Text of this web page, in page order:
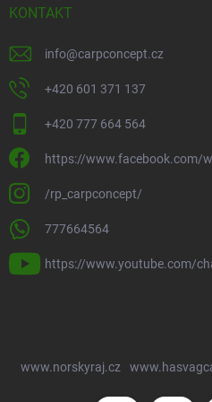
KONTAKT
info@carpconcept.cz
+420 601 371 137
+420 777 664 564
https://www.facebook.com/
/rp_carpconcept/
777664564
https://www.youtube.com/
www.norskyraj.cz